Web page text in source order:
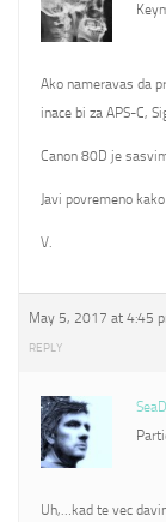
Ako nameravas da
inace bi za APS-C,
Canon 80D je
Javi povremeno
V.
May 5, 2017 at 4:45
REPLY
Uh,…kad te vec